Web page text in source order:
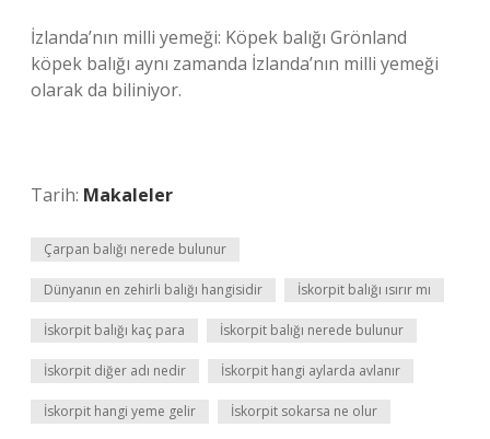
İzlanda’nın milli yemeği: Köpek balığı Grönland
köpek balığı aynı zamanda İzlanda’nın milli yemeği
olarak da biliniyor.
Tarih: Makaleler
Çarpan balığı nerede bulunur
Dünyanın en zehirli balığı hangisidir İskorpit balığı ısırır mı
İskorpit balığı kaç para İskorpit balığı nerede bulunur
İskorpit diğer adı nedir İskorpit hangi aylarda avlanır
İskorpit hangi yeme gelir İskorpit sokarsa ne olur